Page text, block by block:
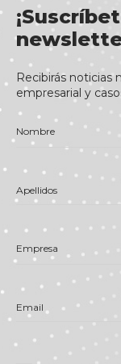
Recibirás noticias
empresarial y
Nombre
Apellidos
Empresa
Email